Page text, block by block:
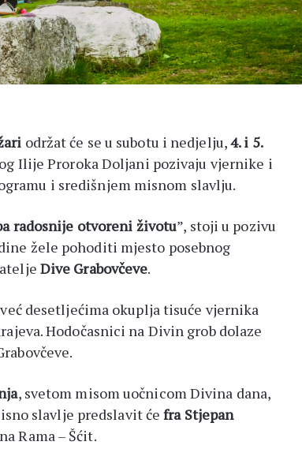
održat će se u subotu i nedjelju,4. i 5.
Ilije Proroka Doljani pozivaju vjernike i
i središnjem misnom slavlju.
radosnije otvoreni životu”, stoji u pozivu
žele pohoditi mjesto posebnog
Dive Grabovčeve.
desetljećima okuplja tisuće vjernika
Hodočasnici na Divin grob dolaze
, svetom misom uočnicom Divina dana,
slavlje predslavit ćefra Stjepan
Rama – Šćit.